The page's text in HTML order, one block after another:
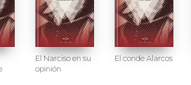
El Narciso en su
opinión
El conde Alarcos